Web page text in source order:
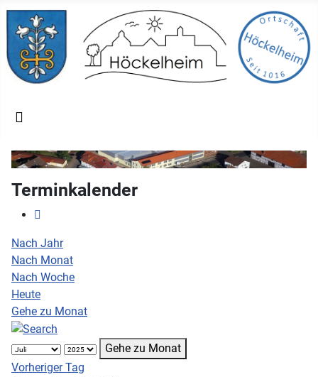
Terminkalender
Nach Jahr
Nach Monat
Nach Woche
Heute
Gehe zu Monat
Gehe zu Monat
Vorheriger Tag